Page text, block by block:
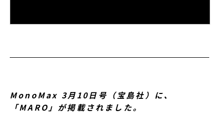
MonoMax 3月10日号（宝島社）に、
「MARO」が掲載されました。